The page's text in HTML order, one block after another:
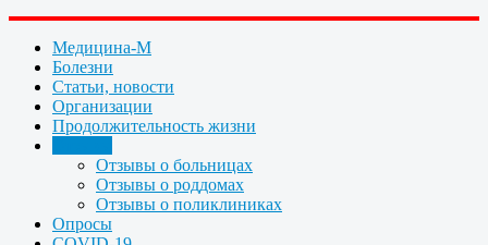
Медицина-М
Болезни
Статьи, новости
Организации
Продолжительность жизни
Отзывы о больницах
Отзывы о роддомах
Отзывы о поликлиниках
Опросы